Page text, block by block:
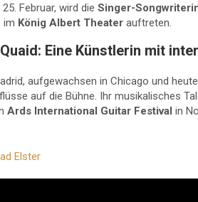
Februar, wird die Singer-
im König Albert Theater auftreten.
Eine Künstlerin mit
aufgewachsen in Chicago und
auf die Bühne. Ihr musikalisches
Ards International Guitar Festival in